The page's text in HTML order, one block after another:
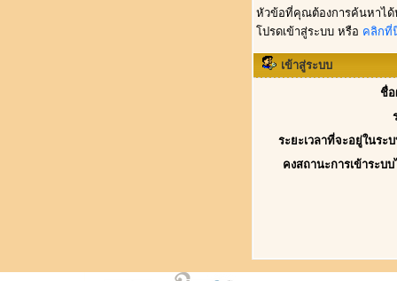
หัวข้อที่คุณต้องการค้นหาไ
โปรดเข้าสู่ระบบ หรือ คลิกที่
เข้าสู่ระบบ
ชื่อ
ระยะเวลาที่จะอยู่ในระ
คงสถานะการเข้าระบ